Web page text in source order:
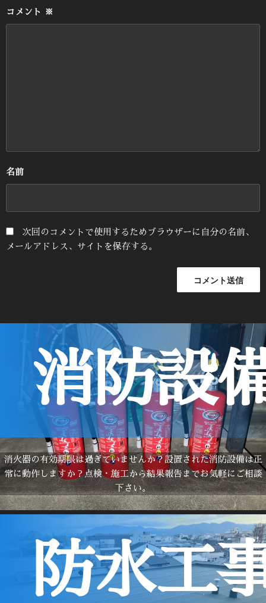
コメント ※
名前
次回のコメントで使用するためブラウザーに自分の名前、
メールアドレス、サイトを保存する。
消防設
消火器の有効期限は過ぎていませんか？設置された消防設備は正
常に動作しますか？点検・施工から結果報告までお気軽にご相談
下さい。
防水工